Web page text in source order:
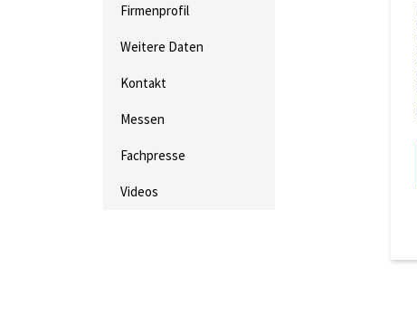
Firmenprofil
Weitere Daten
Kontakt
Messen
Fachpresse
Videos